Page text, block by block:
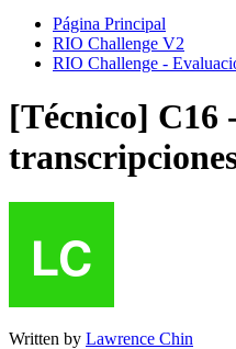
Página Principal
RIO Challenge V2
RIO Challenge -
[Técnico] C16
Written by Lawrence Chin